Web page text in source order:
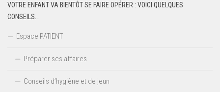
VOTRE ENFANT VA BIENTÔT SE FAIRE OPÉRER : VOICI QUELQUES
CONSEILS…
Espace PATIENT
Préparer ses affaires
Conseils d’hygiène et de jeun